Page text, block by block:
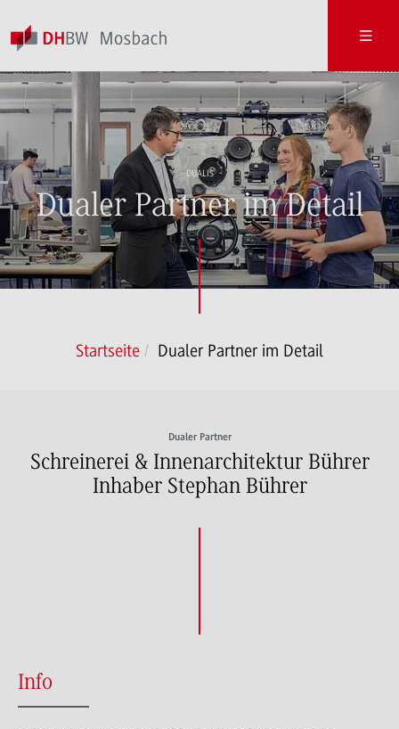
DUALIS
Dualer Partner im Detail
Startseite Dualer Partner im Detail
Dualer Partner
Schreinerei & Innenarchitektur Bührer
Inhaber Stephan Bührer
Info